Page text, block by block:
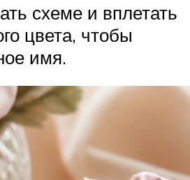
схеме и вплетать
цвета, чтобы
имя.